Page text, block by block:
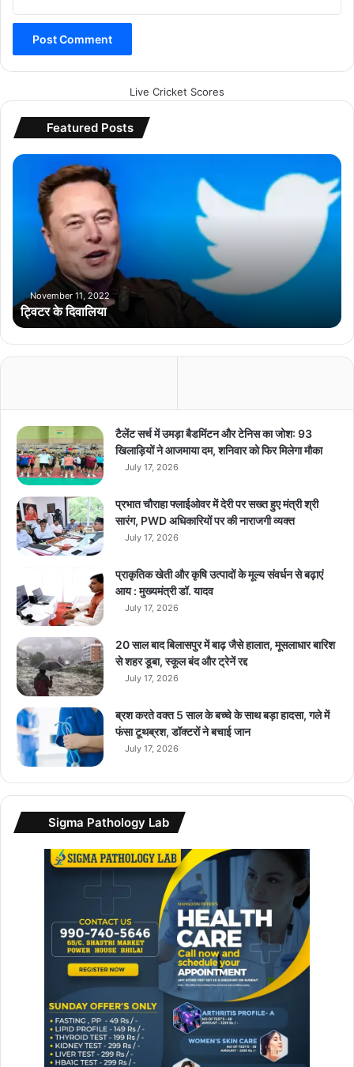
Live Cricket Scores
Featured Posts
ट्वि
November 11, 2022
ट्विटर के दिवालिया
टैलेंट सर्च में उमड़ा बैडमिंटन और टेनिस का जोश: 93
खिलाड़ियों ने आजमाया दम, शनिवार को फिर मिलेगा मौका
July 17, 2026
प्रभात चौराहा फ्लाईओवर में देरी पर सख्त हुए मंत्री श्री
सारंग, PWD अधिकारियों पर की नाराजगी व्यक्त
July 17, 2026
प्राकृतिक खेती और कृषि उत्पादों के मूल्य संवर्धन से बढ़ाएं
आय : मुख्यमंत्री डॉ. यादव
July 17, 2026
20 साल बाद बिलासपुर में बाढ़ जैसे हालात, मूसलाधार बारिश
से शहर डूबा, स्कूल बंद और ट्रेनें रद्द
July 17, 2026
ब्रश करते वक्त 5 साल के बच्चे के साथ बड़ा हादसा, गले में
फंसा टूथब्रश, डॉक्टरों ने बचाई जान
July 17, 2026
Sigma Pathology Lab